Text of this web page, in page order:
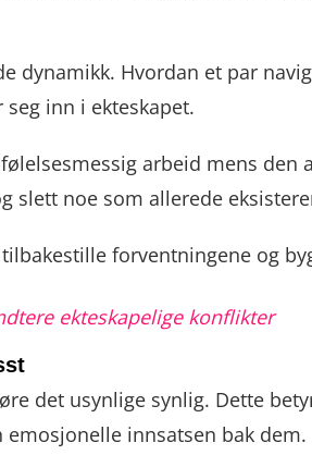
dynamikk. Hvordan et par
inn i ekteskapet.
arbeid mens
slett noe som allerede
forventningene og
ekteskapelige konflikter
det usynlige synlig. Dette
emosjonelle innsatsen bak dem.